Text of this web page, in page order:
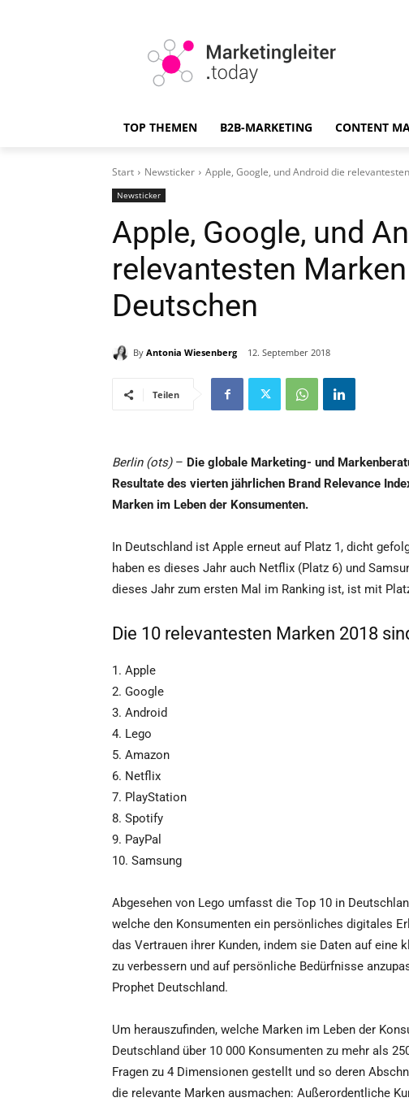
TOP THEMEN B2B-MARKETING CONTENT
Start Newsticker Apple, Google, und Android die
Newsticker
Apple, Google, und
relevantesten
Deutschen
By Antonia Wiesenberg 12. September 2018
Teilen
Berlin (ots)– Die globale Marketing- und
Resultate des vierten jährlichen Brand Relevance
Marken im Leben der Konsumenten.
In Deutschland ist Apple erneut auf Platz 1, dicht
haben es dieses Jahr auch Netflix (Platz 6) und
dieses Jahr zum ersten Mal im Ranking ist, ist mit
Die 10 relevantesten Marken 2018
1. Apple
2. Google
3. Android
4. Lego
5. Amazon
6. Netflix
7. PlayStation
8. Spotify
9. PayPal
10. Samsung
Abgesehen von Lego umfasst die Top 10 in
welche den Konsumenten ein persönliches digitales
das Vertrauen ihrer Kunden, indem sie Daten auf eine
zu verbessern und auf persönliche Bedürfnisse
Prophet Deutschland.
Um herauszufinden, welche Marken im Leben der
Deutschland über 10 000 Konsumenten zu mehr als
Fragen zu 4 Dimensionen gestellt und so deren
die relevante Marken ausmachen: Außerordentliche